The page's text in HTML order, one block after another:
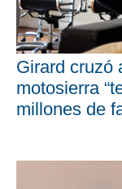
Girard cruzó
motosierra
millones de